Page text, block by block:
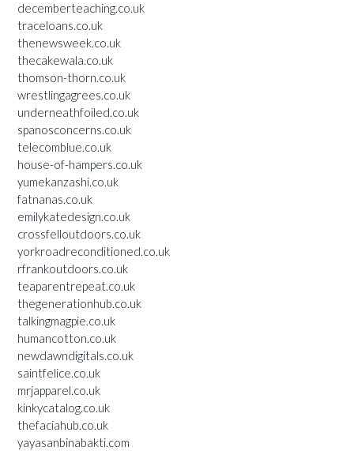
decemberteaching.co.uk
traceloans.co.uk
thenewsweek.co.uk
thecakewala.co.uk
thomson-thorn.co.uk
wrestlingagrees.co.uk
underneathfoiled.co.uk
spanosconcerns.co.uk
telecomblue.co.uk
house-of-hampers.co.uk
yumekanzashi.co.uk
fatnanas.co.uk
emilykatedesign.co.uk
crossfelloutdoors.co.uk
yorkroadreconditioned.co.uk
rfrankoutdoors.co.uk
teaparentrepeat.co.uk
thegenerationhub.co.uk
talkingmagpie.co.uk
humancotton.co.uk
newdawndigitals.co.uk
saintfelice.co.uk
mrjapparel.co.uk
kinkycatalog.co.uk
thefaciahub.co.uk
yayasanbinabakti.com